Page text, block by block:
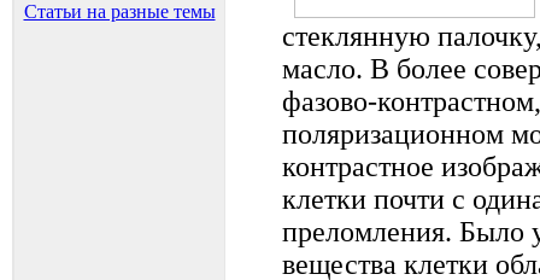
Статьи на разные темы
стеклянную
масло. В более
фазово-
поляризационном
контрастное
клетки почти с
преломления. Было
вещества клетки